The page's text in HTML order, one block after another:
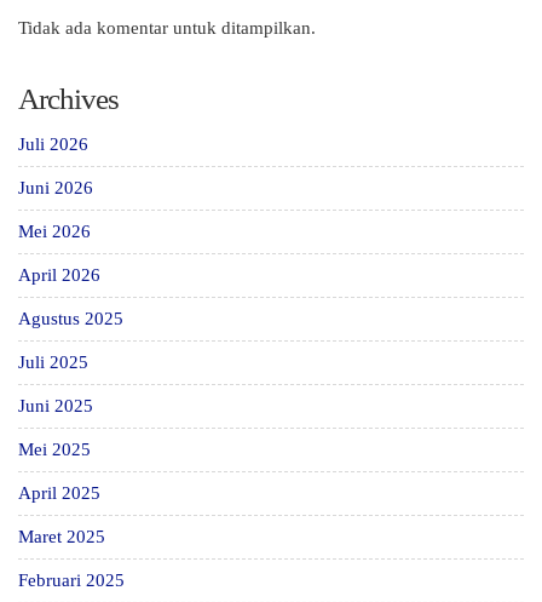
Tidak ada komentar untuk ditampilkan.
Archives
Juli 2026
Juni 2026
Mei 2026
April 2026
Agustus 2025
Juli 2025
Juni 2025
Mei 2025
April 2025
Maret 2025
Februari 2025